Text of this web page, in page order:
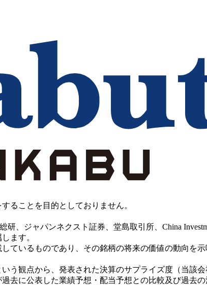
ることを目的としておりません。
ジャパンネクスト証券、堂島取引所、China
ます。
ているものであり、その銘柄の将来の価値の動向を
う観点から、発表された決算のサプライズ度（当該
去に公表した業績予想・配当予想との比較及び過去